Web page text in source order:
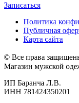
Записаться
Политика
Публичная
Карта сайта
© Все права
Магазин мужской
ИП Баранча Л.В.
ИНН 781424350201